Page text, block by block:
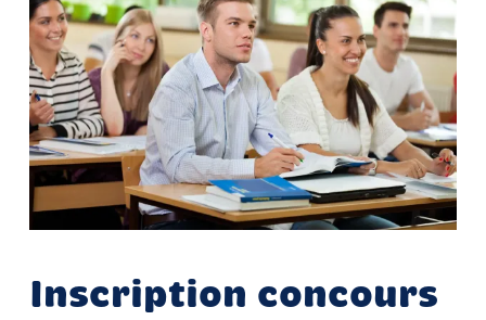
Inscription concours